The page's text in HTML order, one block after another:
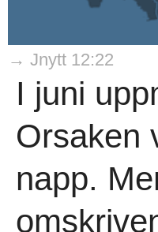
→ Jnytt 12:22
I juni
Orsaken
napp.